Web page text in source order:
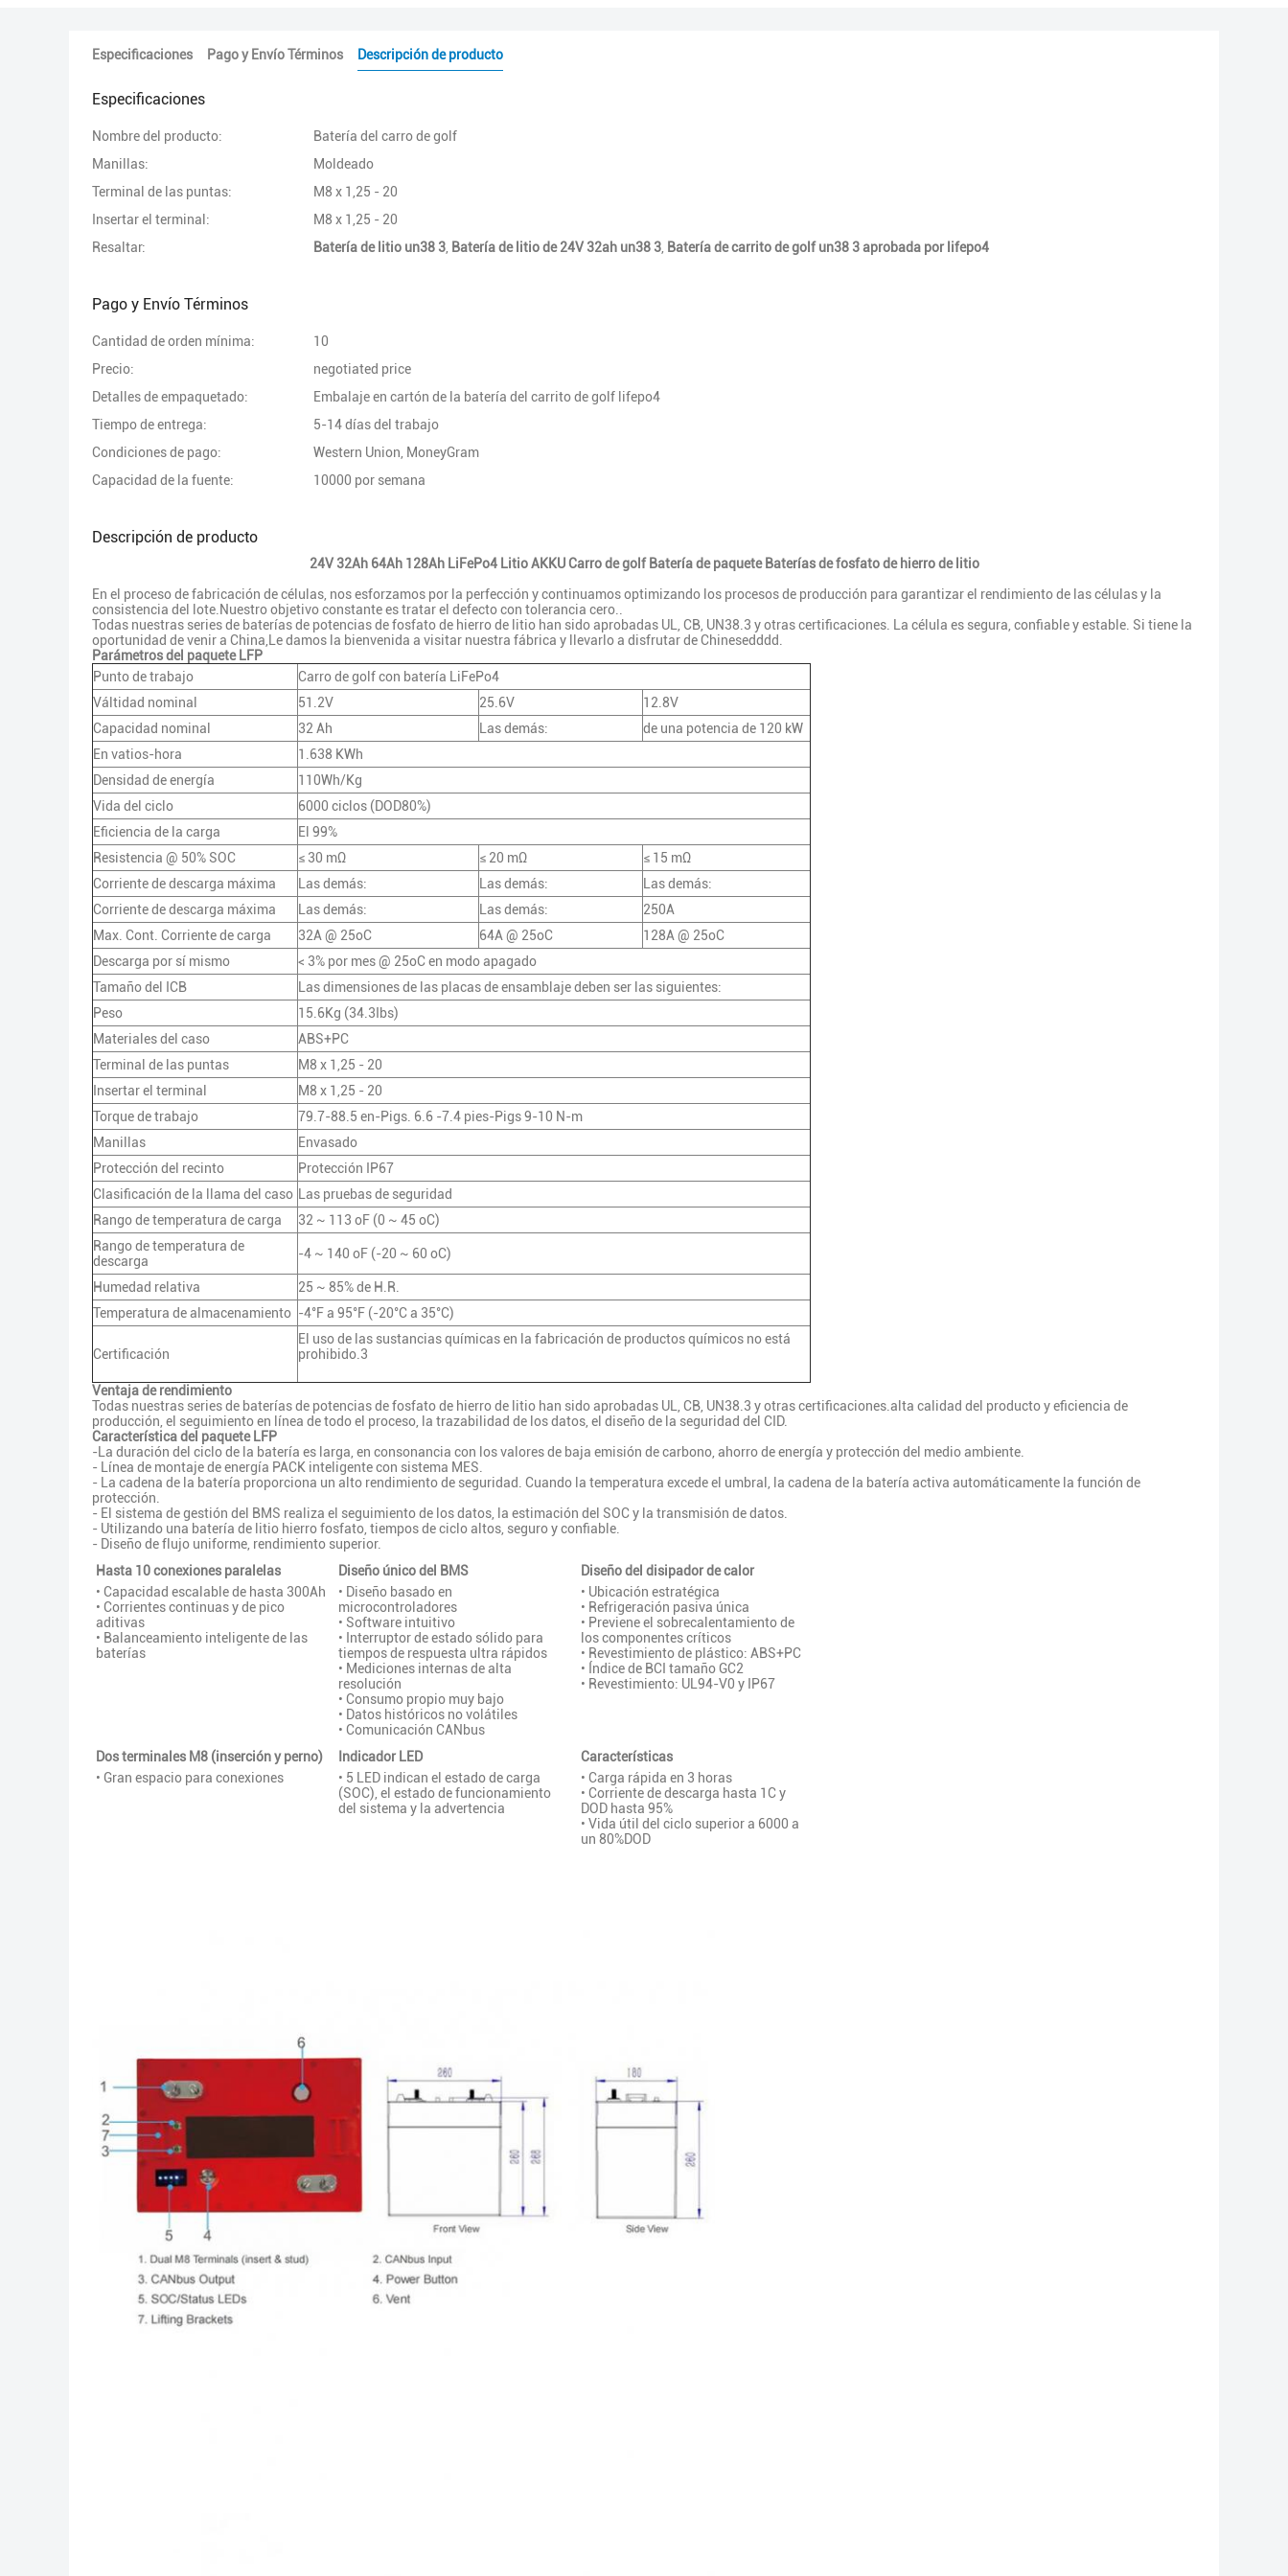
Especificaciones Pago y Envío Términos Descripción de producto
Especificaciones
Nombre del producto:
Batería del carro de golf
Manillas:
Moldeado
Terminal de las puntas:
M8 x 1,25 - 20
Insertar el terminal:
M8 x 1,25 - 20
Resaltar:
Batería de litio un38 3 Batería de litio de 24V 32ah un38 3 Batería de carrito de golf un38 3 aprobada por lifepo4
Pago y Envío Términos
Cantidad de orden mínima:
10
Precio:
negotiated price
Detalles de empaquetado:
Embalaje en cartón de la batería del carrito de golf lifepo4
Tiempo de entrega:
5-14 días del trabajo
Condiciones de pago:
Western Union, MoneyGram
Capacidad de la fuente:
10000 por semana
Descripción de producto
24V 32Ah 64Ah 128Ah LiFePo4 Litio AKKU Carro de golf Batería de paquete Baterías de fosfato de hierro de litio
En el proceso de fabricación de células, nos esforzamos por la perfección y continuamos optimizando los procesos de producción para garantizar el rendimiento de las células y la
consistencia del lote.Nuestro objetivo constante es tratar el defecto con tolerancia cero..
Todas nuestras series de baterías de potencias de fosfato de hierro de litio han sido aprobadas UL, CB, UN38.3 y otras certificaciones. La célula es segura, confiable y estable. Si tiene la
oportunidad de venir a China,Le damos la bienvenida a visitar nuestra fábrica y llevarlo a disfrutar de Chinesedddd.
Parámetros del paquete LFP
Punto de trabajo
Carro de golf con batería LiFePo4
Válti­dad nominal
51.2V 25.6V
12.8V
Capacidad nominal
32 Ah Las demás:
de una potencia de 120 kW
En vatios-hora
1.638 KWh
Densidad de energía
110Wh/Kg
Vida del ciclo
6000 ciclos (DOD80%)
Eficiencia de la carga
El 99%
Resistencia @ 50% SOC
≤ 30 mΩ ≤ 20 mΩ
≤ 15 mΩ
Corriente de descarga máxima
Las demás: Las demás:
Las demás:
Corriente de descarga máxima
Las demás: Las demás:
250A
Max. Cont. Corriente de carga
32A @ 25oC 64A @ 25oC
128A @ 25oC
Descarga por sí mismo
< 3% por mes @ 25oC en modo apagado
Tamaño del ICB
Las dimensiones de las placas de ensamblaje deben ser las siguientes:
Peso
15.6Kg (34.3Ibs)
Materiales del caso
ABS+PC
Terminal de las puntas
M8 x 1,25 - 20
Insertar el terminal
M8 x 1,25 - 20
Torque de trabajo
79.7-88.5 en-Pigs. 6.6 -7.4 pies-Pigs 9-10 N-m
Manillas
Envasado
Protección del recinto
Protección IP67
Clasificación de la llama del caso
Las pruebas de seguridad
Rango de temperatura de carga
32 ~ 113 oF (0 ~ 45 oC)
Rango de temperatura de
descarga
-4 ~ 140 oF (-20 ~ 60 oC)
Humedad relativa
25 ~ 85% de H.R.
Temperatura de almacenamiento -4°F a 95°F (-20°C a 35°C)
Certificación
El uso de las sustancias químicas en la fabricación de productos químicos no está
prohibido.3
Ventaja de rendimiento
Todas nuestras series de baterías de potencias de fosfato de hierro de litio han sido aprobadas UL, CB, UN38.3 y otras certificaciones.alta calidad del producto y eficiencia de
producción, el seguimiento en línea de todo el proceso, la trazabilidad de los datos, el diseño de la seguridad del CID.
Característica del paquete LFP
-La duración del ciclo de la batería es larga, en consonancia con los valores de baja emisión de carbono, ahorro de energía y protección del medio ambiente.
- Línea de montaje de energía PACK inteligente con sistema MES.
- La cadena de la batería proporciona un alto rendimiento de seguridad. Cuando la temperatura excede el umbral, la cadena de la batería activa automáticamente la función de
protección.
- El sistema de gestión del BMS realiza el seguimiento de los datos, la estimación del SOC y la transmisión de datos.
- Utilizando una batería de litio hierro fosfato, tiempos de ciclo altos, seguro y confiable.
- Diseño de flujo uniforme, rendimiento superior.
Hasta 10 conexiones paralelas
• Capacidad escalable de hasta 300Ah
• Corrientes continuas y de pico
aditivas
• Balanceamiento inteligente de las
baterías
Diseño único del BMS
• Diseño basado en
microcontroladores
• Software intuitivo
• Interruptor de estado sólido para
tiempos de respuesta ultra rápidos
• Mediciones internas de alta
resolución
• Consumo propio muy bajo
• Datos históricos no volátiles
• Comunicación CANbus
Diseño del disipador de calor
• Ubicación estratégica
• Refrigeración pasiva única
• Previene el sobrecalentamiento de
los componentes críticos
• Revestimiento de plástico: ABS+PC
• Índice de BCI tamaño GC2
• Revestimiento: UL94-V0 y IP67
Dos terminales M8 (inserción y perno)
• Gran espacio para conexiones
Indicador LED
• 5 LED indican el estado de carga
(SOC), el estado de funcionamiento
del sistema y la advertencia
Características
• Carga rápida en 3 horas
• Corriente de descarga hasta 1C y
DOD hasta 95%
• Vida útil del ciclo superior a 6000 a
un 80%DOD